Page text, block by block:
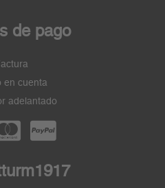
de pago
en cuenta
adelantado